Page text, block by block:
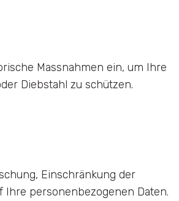
Massnahmen ein, um Ihre
Diebstahl zu schützen.
Einschränkung der
Ihre personenbezogenen Daten.